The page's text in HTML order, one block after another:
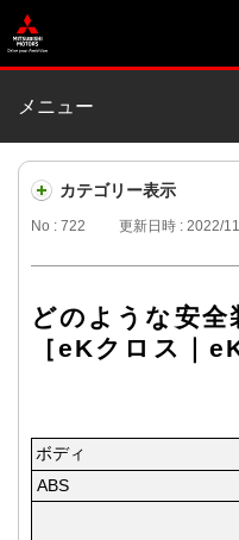
メニュー
カテゴリー表示
No : 722 更新日時 : 2022/
どのような安全
［eKクロス｜
ボディ
ABS